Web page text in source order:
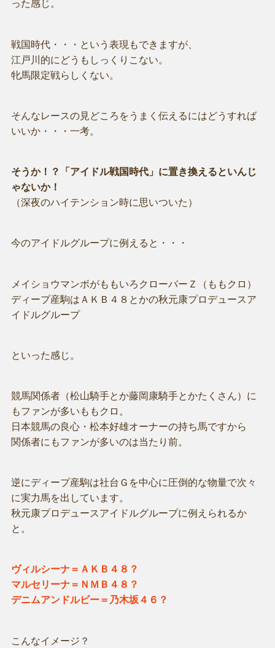
った感じ。
戦国時代・・・という表現もできますが、
江戸川的にどうもしっくりこない。
牝馬限定戦らしくない。
そんなレースの見どころをうまく伝えるにはどうすれば
いいか・・・一考。
そうか！？「アイドル戦国時代」に置き換えるといんじ
ゃないか！
（深夜のハイテンション時に思いついた）
今のアイドルグループに例えると・・・
メイショウマンボがももいろクローバーＺ（ももクロ）
ディープ産駒はＡＫＢ４８とかの秋元康プロデュースア
イドルグループ
といった感じ。
競馬関係者（松山騎手とか藤岡康騎手とかたくさん）に
もファンが多いももクロ。
日本競馬の良心・松本好雄オーナーの持ち馬ですから
関係者にもファンが多いのは当たり前。
逆にディープ産駒は社台Ｇを中心に圧倒的な物量で次々
に実力馬を出しています。
秋元康プロデュースアイドルグループに例えられるか
と。
ヴィルシーナ＝ＡＫＢ４８？
マルセリーナ＝ＮＭＢ４８？
デニムアンドルビー＝乃木坂４６？
こんなイメージ？